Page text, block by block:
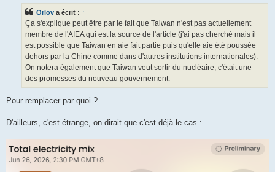
Orlov a écrit : ↑
Ça s'explique peut être par le fait que Taiwan n'est pas actuellement
membre de l'AIEA qui est la source de l'article (j'ai pas cherché mais il
est possible que Taiwan en aie fait partie puis qu'elle aie été poussée
dehors par la Chine comme dans d'autres institutions internationales).
On notera également que Taiwan veut sortir du nucléaire, c'était une
des promesses du nouveau gouvernement.
Pour remplacer par quoi ?
D'ailleurs, c'est étrange, on dirait que c'est déjà le cas :